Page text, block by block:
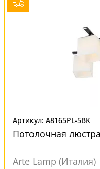
Артикул: A8165PL-5BK
Потолочная
Arte Lamp (Италия)